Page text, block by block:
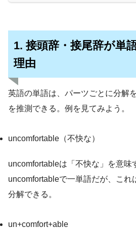
1. 接頭辞・接尾辞が単
理由
英語の単語は、パーツごとに分解
を推測できる。例を見てみよう。
uncomfortable（不快な）
uncomfortableは「不快な」を意味
uncomfortableで一単語だが、これ
分解できる。
un+comfort+able